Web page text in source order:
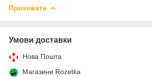
Приховати
Умови доставки
Нова Пошта
Магазини Rozetka